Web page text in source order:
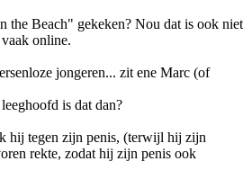
the Beach" gekeken? Nou dat is ook niet
online.
jongeren... zit ene Marc (of
is dat dan?
hij tegen zijn penis, (terwijl hij zijn
rekte, zodat hij zijn penis ook